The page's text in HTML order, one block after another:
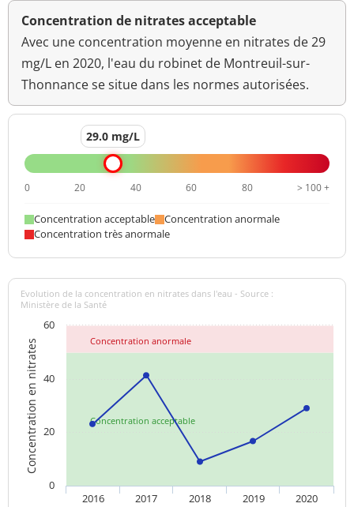
Concentration de nitrates acceptable
Avec une concentration moyenne en nitrates de 29
mg/L en 2020, l'eau du robinet de Montreuil-sur-
Thonnance se situe dans les normes autorisées.
29.0 mg/L
0 20 40 60 80 > 100 +
Concentration acceptable
Concentration anormale
Concentration très anormale
Concentration acceptable
Concentration anormale
Concentration en nitrates
Evolution de la concentration en nitrates dans l'eau - Source :
Ministère de la Santé
2016 2017 2018 2019 2020
0
20
40
60